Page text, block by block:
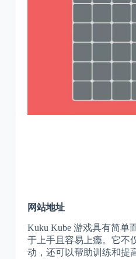
网站地址
Kuku Kube 游戏具有简单
于上手且容易上瘾。它不
动，还可以帮助训练和提